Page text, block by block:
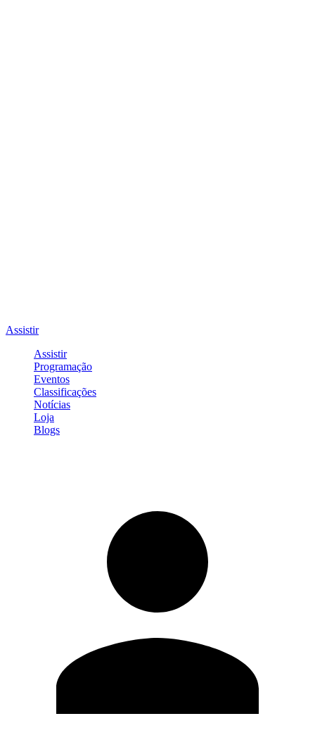
Assistir
Assistir
Programação
Eventos
Classificações
Notícias
Loja
Blogs